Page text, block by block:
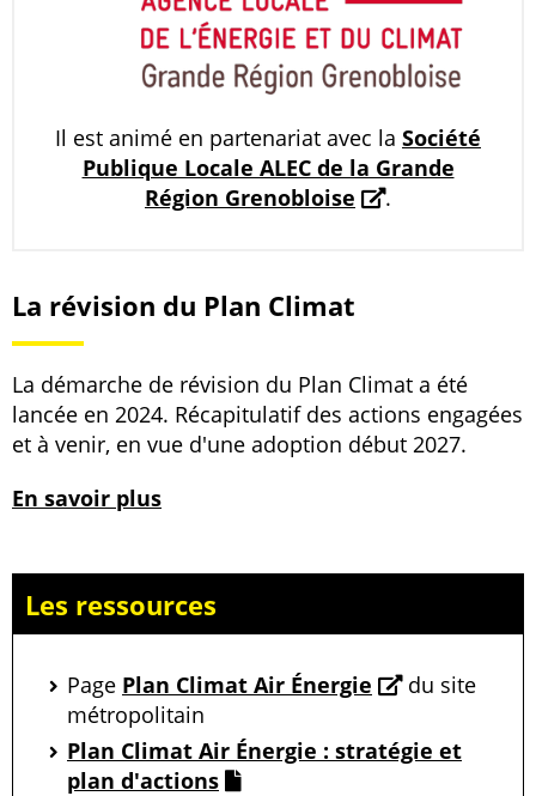
Il est animé en partenariat avec la Société
Publique Locale ALEC de la Grande
Région Grenobloise
.
La révision du Plan Climat
La démarche de révision du Plan Climat a été
lancée en 2024. Récapitulatif des actions engagées
et à venir, en vue d'une adoption début 2027.
En savoir plus
Les ressources
Page Plan Climat Air Énergie
du site
métropolitain
Plan Climat Air Énergie : stratégie et
plan d'actions